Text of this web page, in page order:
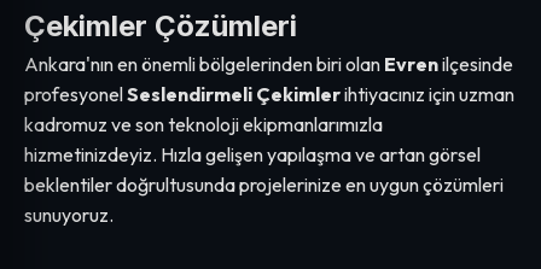
Çekimler Çözümleri
Ankara'nın en önemli bölgelerinden biri olan Evrenilçesinde
profesyonelSeslendirmeli Çekimlerihtiyacınız için uzman
kadromuz ve son teknoloji ekipmanlarımızla
hizmetinizdeyiz. Hızla gelişen yapılaşma ve artan görsel
beklentiler doğrultusunda projelerinize en uygun çözümleri
sunuyoruz.